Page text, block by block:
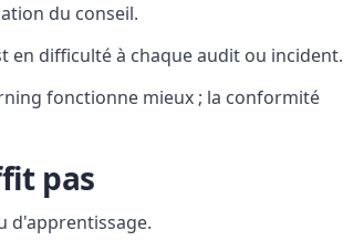
du conseil.
en difficulté à chaque audit ou incident.
fonctionne mieux ; la conformité
pas
d'apprentissage.